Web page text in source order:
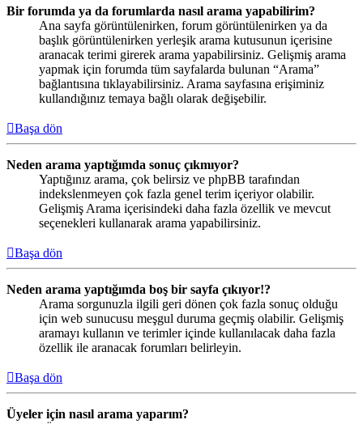
Bir forumda ya da forumlarda nasıl arama yapabilirim?
Ana sayfa görüntülenirken, forum görüntülenirken ya da
başlık görüntülenirken yerleşik arama kutusunun içerisine
aranacak terimi girerek arama yapabilirsiniz. Gelişmiş arama
yapmak için forumda tüm sayfalarda bulunan “Arama”
bağlantısına tıklayabilirsiniz. Arama sayfasına erişiminiz
kullandığınız temaya bağlı olarak değişebilir.
Başa dön
Neden arama yaptığımda sonuç çıkmıyor?
Yaptığınız arama, çok belirsiz ve phpBB tarafından
indekslenmeyen çok fazla genel terim içeriyor olabilir.
Gelişmiş Arama içerisindeki daha fazla özellik ve mevcut
seçenekleri kullanarak arama yapabilirsiniz.
Başa dön
Neden arama yaptığımda boş bir sayfa çıkıyor!?
Arama sorgunuzla ilgili geri dönen çok fazla sonuç olduğu
için web sunucusu meşgul duruma geçmiş olabilir. Gelişmiş
aramayı kullanın ve terimler içinde kullanılacak daha fazla
özellik ile aranacak forumları belirleyin.
Başa dön
Üyeler için nasıl arama yaparım?